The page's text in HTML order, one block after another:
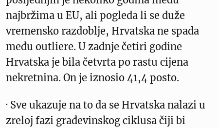
najbržima u EU, ali pogleda li se duže
vremensko razdoblje, Hrvatska ne spada
među outliere. U zadnje četiri godine
Hrvatska je bila četvrta po rastu cijena
nekretnina. On je iznosio 41,4 posto.
· Sve ukazuje na to da se Hrvatska nalazi u
zreloj fazi građevinskog ciklusa čiji bi